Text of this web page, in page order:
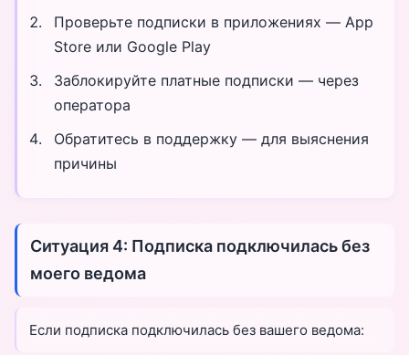
Проверьте подписки в приложениях — App
Store или Google Play
Заблокируйте платные подписки — через
оператора
Обратитесь в поддержку — для выяснения
причины
Ситуация 4: Подписка подключилась без
моего ведома
Если подписка подключилась без вашего ведома: